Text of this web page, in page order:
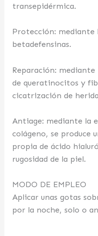
transepidérmica.
Protección: mediante
betadefensinas.
Reparación:
de queratinocitos y
cicatrización de
Antiage: mediante la
colágeno, se produce
propia de ácido
rugosidad de la piel.
MODO DE EMPLEO
Aplicar unas gotas
por la noche, solo o